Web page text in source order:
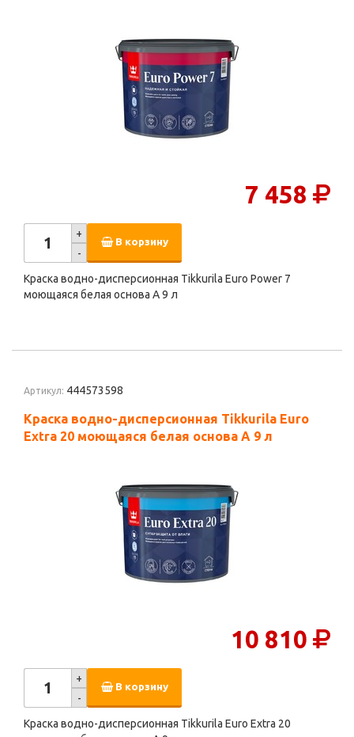
7 458
+
-
В корзину
Краска водно-дисперсионная Tikkurila Euro Power 7
моющаяся белая основа А 9 л
Артикул: 444573598
Краска водно-дисперсионная Tikkurila Euro
Extra 20 моющаяся белая основа А 9 л
10 810
+
-
В корзину
Краска водно-дисперсионная Tikkurila Euro Extra 20